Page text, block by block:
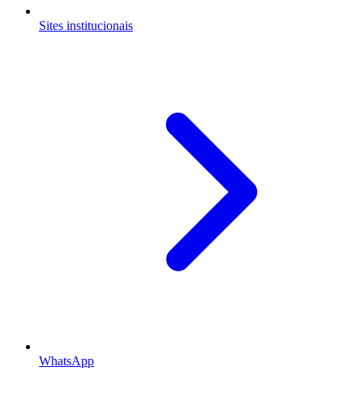
Sites institucionais
WhatsApp